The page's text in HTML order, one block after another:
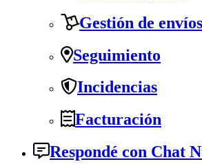
Gestión de envíos
Seguimiento
Incidencias
Facturación
Respondé con Chat